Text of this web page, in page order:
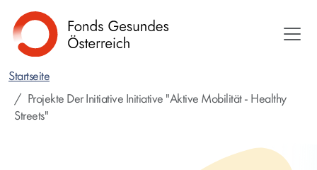
zum
Inhalt
Startseite
Projekte Der Initiative Initiative "Aktive Mobilität - Healthy
Streets"